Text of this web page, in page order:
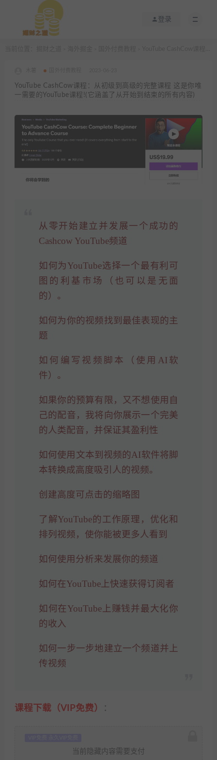
登录
YouTube CashCow课程：从初级到高级的完整课程 这是你唯
一需要的YouTube课程!(它涵盖了从开始到结束的所有内容)
从零开始建立并发展一个成功的
Cashcow YouTube频道
如何为YouTube选择一个最有利可
图的利基市场（也可以是无面
的）。
如何为你的视频找到最佳表现的主
题
如何编写视频脚本（使用AI软
件）。
如果你的预算有限，又不想使用自
己的配音，我将向你展示一个完美
的人类配音，并保证其盈利性
如何使用文本到视频的AI软件将脚
本转换成高度吸引人的视频。
创建高度可点击的缩略图
了解YouTube的工作原理，优化和
排列视频，使你能被更多人看到
如何使用分析来发展你的频道
如何在YouTube上快速获得订阅者
如何在YouTube上赚钱并最大化你
的收入
如何一步一步地建立一个频道并上
传视频
课程下载（VIP免费） ：
当前隐藏内容需要支付